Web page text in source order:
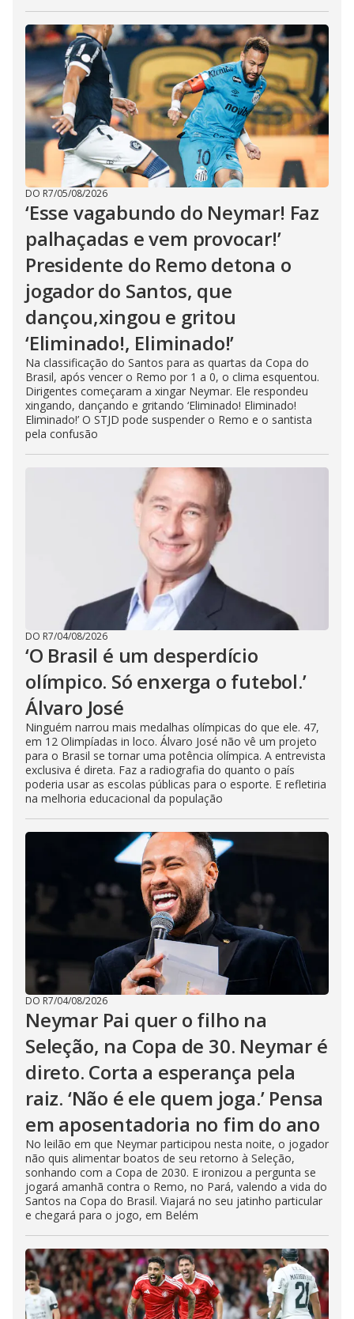
DO R7/05/08/2026
‘Esse vagabundo do Neymar! Faz
palhaçadas e vem provocar!’
Presidente do Remo detona o
jogador do Santos, que
dançou,xingou e gritou
‘Eliminado!, Eliminado!’
Na classificação do Santos para as quartas da Copa do
Brasil, após vencer o Remo por 1 a 0, o clima esquentou.
Dirigentes começaram a xingar Neymar. Ele respondeu
xingando, dançando e gritando ‘Eliminado! Eliminado!
Eliminado!’ O STJD pode suspender o Remo e o santista
pela confusão
DO R7/04/08/2026
‘O Brasil é um desperdício
olímpico. Só enxerga o futebol.’
Álvaro José
Ninguém narrou mais medalhas olímpicas do que ele. 47,
em 12 Olimpíadas in loco. Álvaro José não vê um projeto
para o Brasil se tornar uma potência olímpica. A entrevista
exclusiva é direta. Faz a radiografia do quanto o país
poderia usar as escolas públicas para o esporte. E refletiria
na melhoria educacional da população
DO R7/04/08/2026
Neymar Pai quer o filho na
Seleção, na Copa de 30. Neymar é
direto. Corta a esperança pela
raiz. ‘Não é ele quem joga.’ Pensa
em aposentadoria no fim do ano
No leilão em que Neymar participou nesta noite, o jogador
não quis alimentar boatos de seu retorno à Seleção,
sonhando com a Copa de 2030. E ironizou a pergunta se
jogará amanhã contra o Remo, no Pará, valendo a vida do
Santos na Copa do Brasil. Viajará no seu jatinho particular
e chegará para o jogo, em Belém